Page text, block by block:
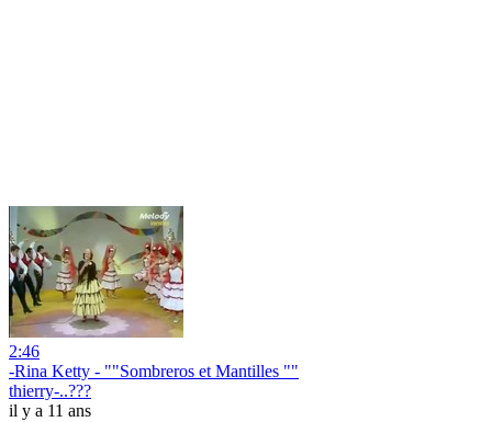
2:46
-Rina Ketty - ""Sombreros et Mantilles ""
thierry-..???
il y a 11 ans